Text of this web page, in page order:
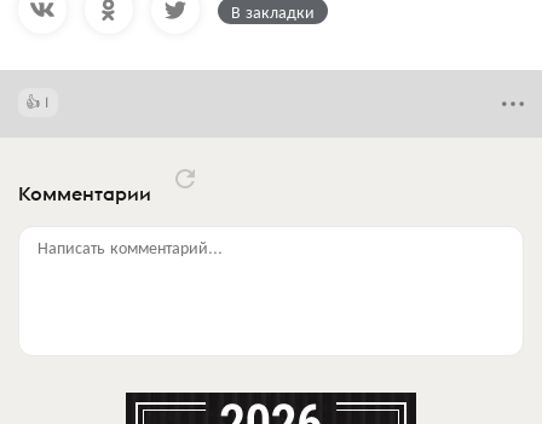
В закладки
1
Комментарии
Написать комментарий...